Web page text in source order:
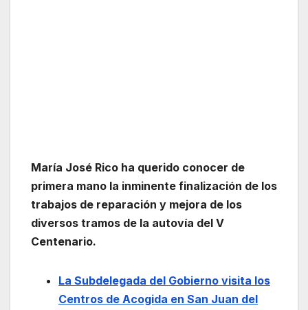
María José Rico ha querido conocer de
primera mano la inminente finalización de los
trabajos de reparación y mejora de los
diversos tramos de la autovía del V
Centenario.
La Subdelegada del Gobierno visita los
Centros de Acogida en San Juan del